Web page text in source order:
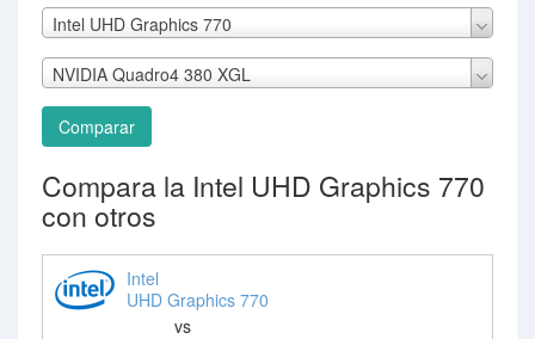
Intel UHD Graphics 770
NVIDIA Quadro4 380 XGL
Comparar
Compara la Intel UHD Graphics 770
con otros
Intel
UHD Graphics 770
vs